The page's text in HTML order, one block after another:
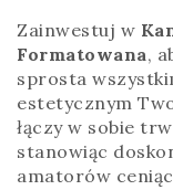
Zainwestuj w
Formatowana,
sprosta
estetycznym
łączy w sobie
stanowiąc
amatorów